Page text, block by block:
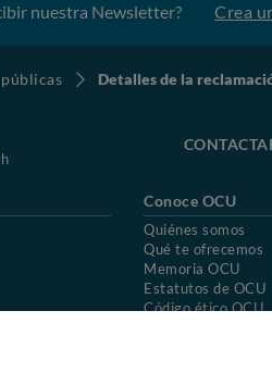
nuestra Newsletter? Crea
Detalles de la
Conoce OCU
Quiénes somos
Qué te ofrecemos
Memoria OCU
Estatutos de OCU
Código ético OCU
Uso del nombre y de los